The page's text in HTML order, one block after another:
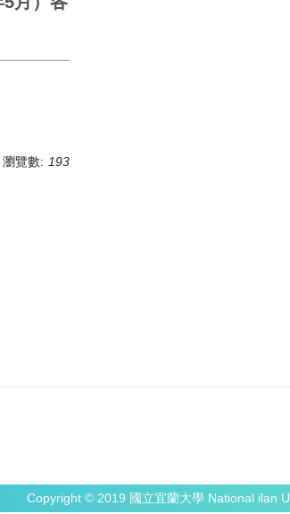
瀏覽數: 193
Copyright © 2019 國立宜蘭大學 National ilan